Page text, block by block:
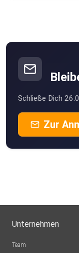
Schließe Dich
Zur
Unternehmen
Team